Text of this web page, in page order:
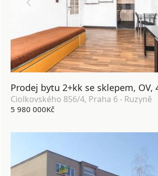
Ciolkovského 856/4, Praha 6 - Ruzyně
5 980 000Kč